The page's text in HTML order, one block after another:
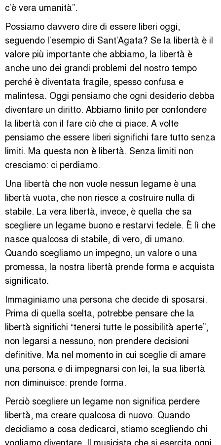
c’è vera umanità”.
Possiamo davvero dire di essere liberi oggi,
seguendo l’esempio di Sant’Agata? Se la libertà è il
valore più importante che abbiamo, la libertà è
anche uno dei grandi problemi del nostro tempo
perché è diventata fragile, spesso confusa e
malintesa. Oggi pensiamo che ogni desiderio debba
diventare un diritto. Abbiamo finito per confondere
la libertà con il fare ciò che ci piace. A volte
pensiamo che essere liberi significhi fare tutto senza
limiti. Ma questa non è libertà. Senza limiti non
cresciamo: ci perdiamo.
Una libertà che non vuole nessun legame è una
libertà vuota, che non riesce a costruire nulla di
stabile. La vera libertà, invece, è quella che sa
scegliere un legame buono e restarvi fedele. È lì che
nasce qualcosa di stabile, di vero, di umano.
Quando scegliamo un impegno, un valore o una
promessa, la nostra libertà prende forma e acquista
significato.
Immaginiamo una persona che decide di sposarsi.
Prima di quella scelta, potrebbe pensare che la
libertà significhi “tenersi tutte le possibilità aperte”,
non legarsi a nessuno, non prendere decisioni
definitive. Ma nel momento in cui sceglie di amare
una persona e di impegnarsi con lei, la sua libertà
non diminuisce: prende forma.
Perciò scegliere un legame non significa perdere
libertà, ma creare qualcosa di nuovo. Quando
decidiamo a cosa dedicarci, stiamo scegliendo chi
vogliamo diventare. Il musicista che si esercita ogni